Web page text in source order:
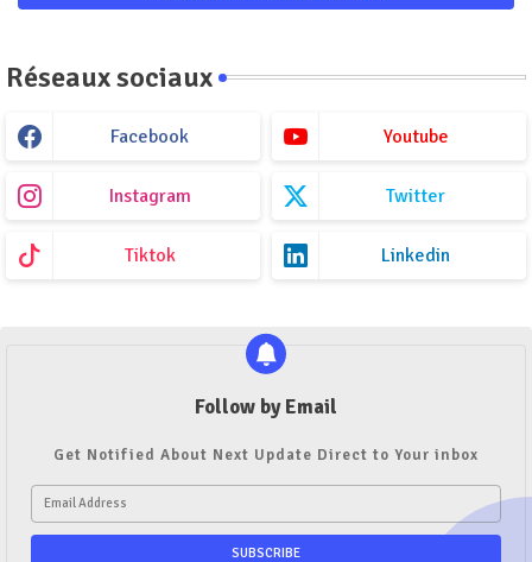
Réseaux sociaux
Facebook Youtube
Instagram Twitter
Tiktok Linkedin
Follow by Email
Get Notified About Next Update Direct to Your inbox